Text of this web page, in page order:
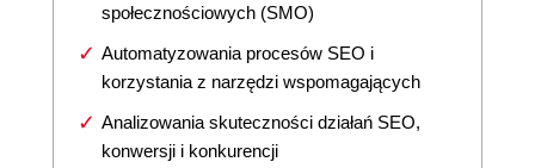
społecznościowych (SMO)
Automatyzowania procesów SEO i
korzystania z narzędzi wspomagających
Analizowania skuteczności działań SEO,
konwersji i konkurencji